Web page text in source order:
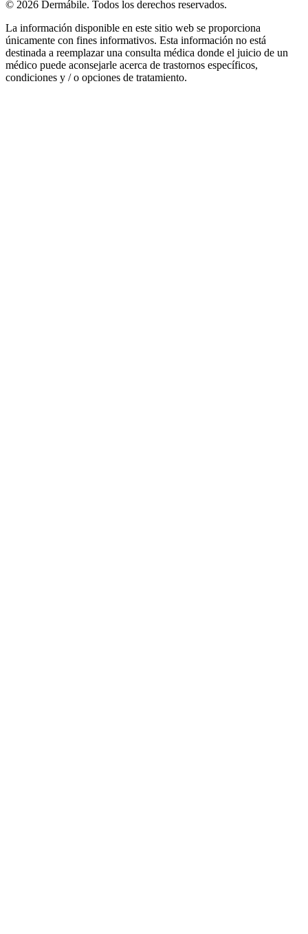
© 2026 Dermábile. Todos los derechos reservados.
La información disponible en este sitio web se proporciona
únicamente con fines informativos. Esta información no está
destinada a reemplazar una consulta médica donde el juicio de un
médico puede aconsejarle acerca de trastornos específicos,
condiciones y / o opciones de tratamiento.